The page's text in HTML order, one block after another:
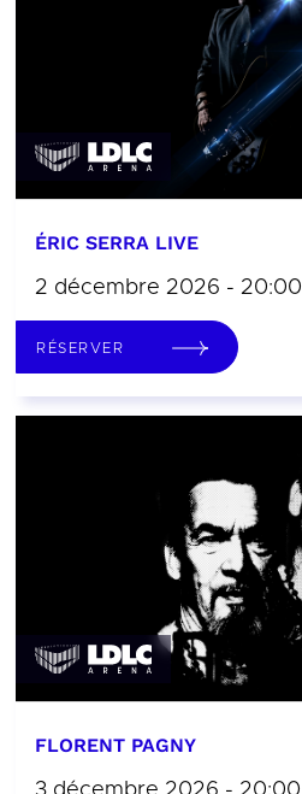
ÉRIC SERRA LIVE
2 décembre 2026 - 20:00
RÉSERVER
FLORENT PAGNY